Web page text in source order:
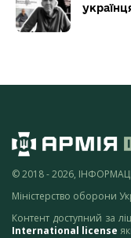
© 2018 - 2026,
Міністерство оборони
Контент доступний за
International license